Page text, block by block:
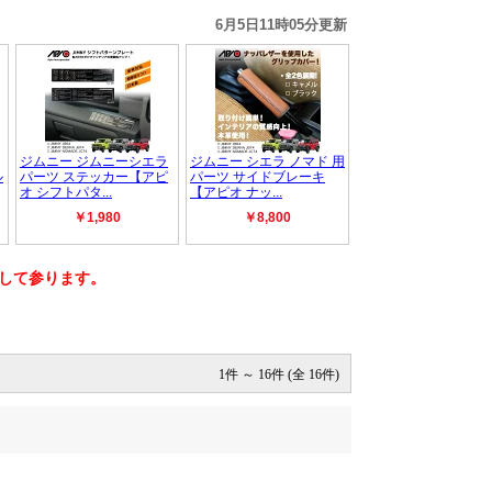
て参ります。
1件 ～ 16件 (全 16件)